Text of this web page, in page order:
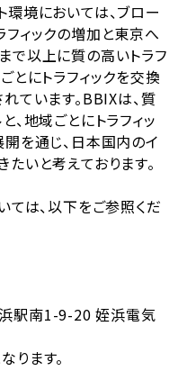
環境においては、ブロー
フィックの増加と東京へ
で以上に質の高いトラフ
とにトラフィックを交換
ています。BBIXは、質
、地域ごとにトラフィッ
を通じ、日本国内のイ
いと考えております。
は、以下をご参照くだ
駅南1-9-20 姪浜電気
ます。